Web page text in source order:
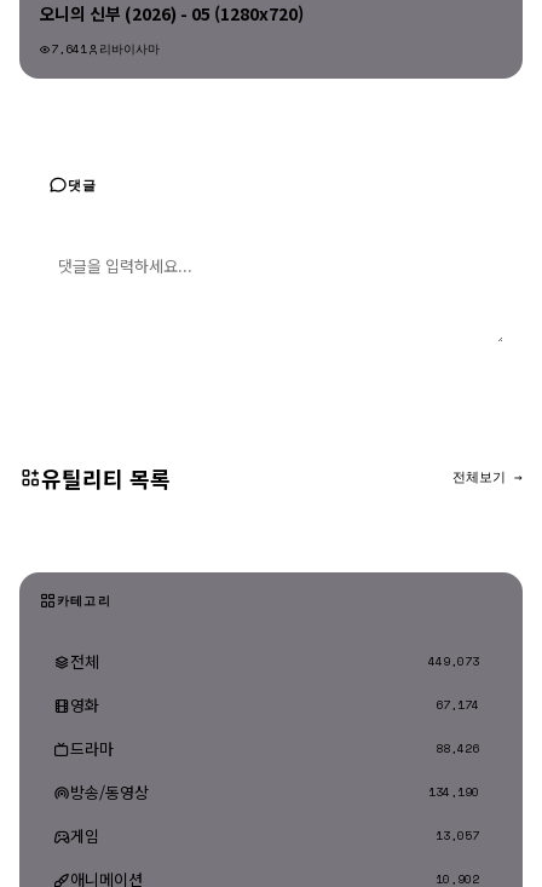
오니의 신부 (2026) - 05 (1280x720)
7,641 리바이사마
댓글
유틸리티 목록 전체보기 →
카테고리
전체 449,073
영화 67,174
드라마 88,426
방송/동영상 134,190
게임 13,057
애니메이션 10,902